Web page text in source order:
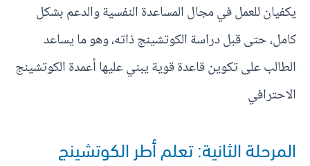
يكفيان للعمل في مجال المساعدة النفسية والدعم بشكل
كامل، حتى قبل دراسة الكوتشينج ذاته، وهو ما يساعد
الطالب على تكوين قاعدة قوية يبني عليها أعمدة الكوتشينج
الاحترافي
المرحلة الثانية: تعلم أطر الكوتشينج